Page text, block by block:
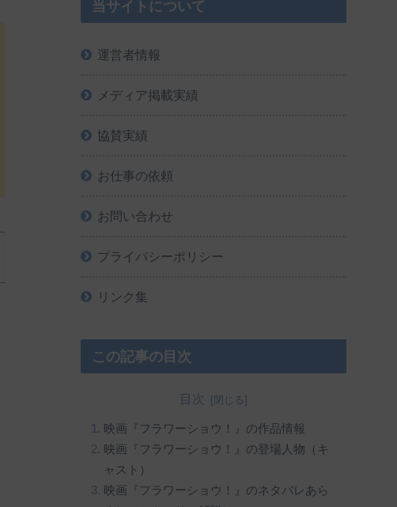
当サイトについて
運営者情報
メディア掲載実績
協賛実績
お仕事の依頼
お問い合わせ
プライバシーポリシー
リンク集
この記事の目次
目次
映画『フラワーショウ！』の作品情報
映画『フラワーショウ！』の登場人物（キ
ャスト）
映画『フラワーショウ！』のネタバレあら